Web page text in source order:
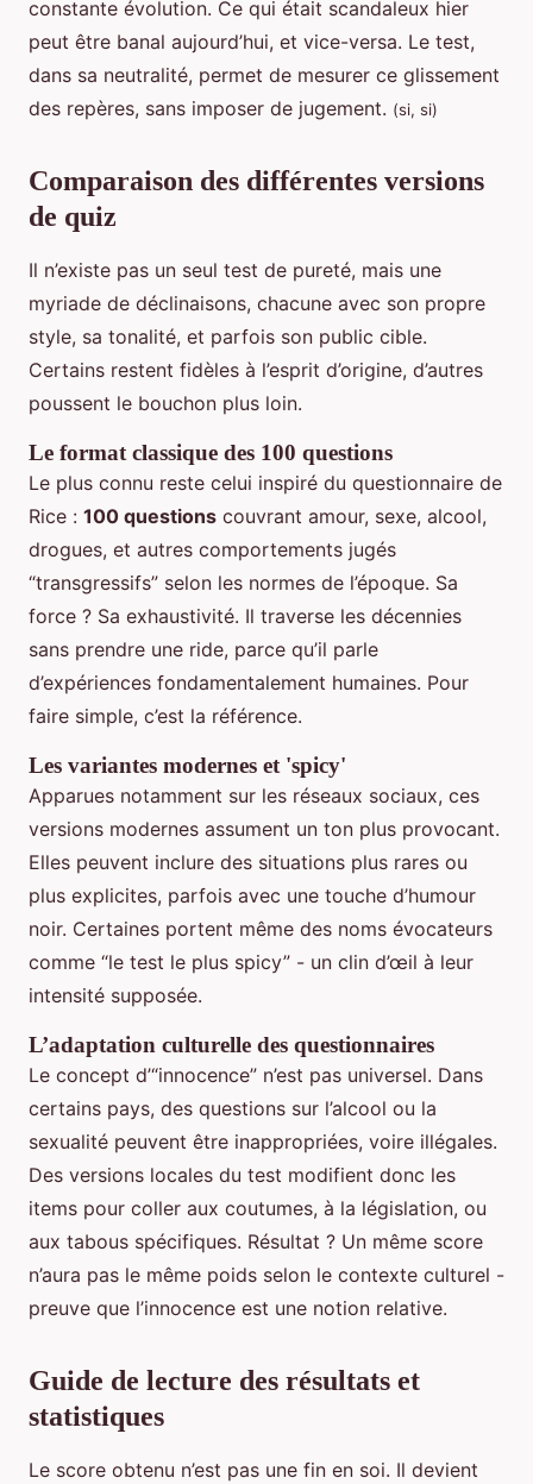
constante évolution. Ce qui était scandaleux hier
peut être banal aujourd’hui, et vice-versa. Le test,
dans sa neutralité, permet de mesurer ce glissement
des repères, sans imposer de jugement. (si, si)
Comparaison des différentes versions
de quiz
Il n’existe pas un seul test de pureté, mais une
myriade de déclinaisons, chacune avec son propre
style, sa tonalité, et parfois son public cible.
Certains restent fidèles à l’esprit d’origine, d’autres
poussent le bouchon plus loin.
Le format classique des 100 questions
Le plus connu reste celui inspiré du questionnaire de
Rice : 100 questions couvrant amour, sexe, alcool,
drogues, et autres comportements jugés
“transgressifs” selon les normes de l’époque. Sa
force ? Sa exhaustivité. Il traverse les décennies
sans prendre une ride, parce qu’il parle
d’expériences fondamentalement humaines. Pour
faire simple, c’est la référence.
Les variantes modernes et 'spicy'
Apparues notamment sur les réseaux sociaux, ces
versions modernes assument un ton plus provocant.
Elles peuvent inclure des situations plus rares ou
plus explicites, parfois avec une touche d’humour
noir. Certaines portent même des noms évocateurs
comme “le test le plus spicy” - un clin d’œil à leur
intensité supposée.
L’adaptation culturelle des questionnaires
Le concept d’“innocence” n’est pas universel. Dans
certains pays, des questions sur l’alcool ou la
sexualité peuvent être inappropriées, voire illégales.
Des versions locales du test modifient donc les
items pour coller aux coutumes, à la législation, ou
aux tabous spécifiques. Résultat ? Un même score
n’aura pas le même poids selon le contexte culturel -
preuve que l’innocence est une notion relative.
Guide de lecture des résultats et
statistiques
Le score obtenu n’est pas une fin en soi. Il devient